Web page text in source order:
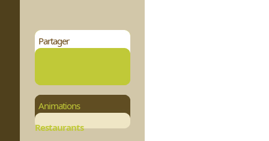
Partager
Animations
Restaurants